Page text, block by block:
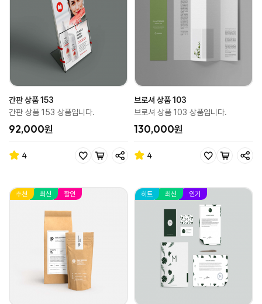
간판 상품 153
간판 상품 153 상품입니다.
92,000원
4
브로셔 상품 103
브로셔 상품 103 상품입니다.
130,000원
4
추천 최신 할인 히트 최신 인기